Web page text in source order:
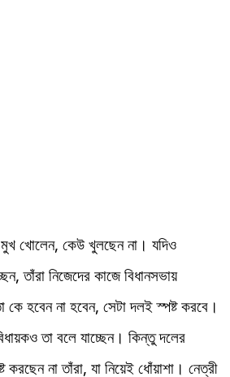
মুখ খোলেন, কেউ খুলছেন না। যদিও
তাঁরা নিজেদের কাজে বিধানসভায়
কে হবেন না হবেন, সেটা দলই স্পষ্ট করবে।
তা বলে যাচ্ছেন। কিন্তু দলের
করছেন না তাঁরা, যা নিয়েই ধোঁয়াশা। নেত্রী